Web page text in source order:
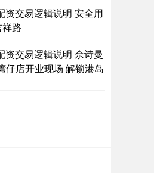
-0.00 0.00%
资交易逻辑说明 安全用
路
资交易逻辑说明 佘诗曼
仔店开业现场 解锁港岛